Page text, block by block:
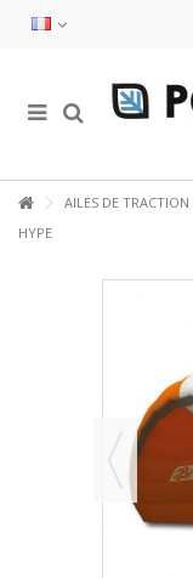
AILES DE TRACTION
HYPE